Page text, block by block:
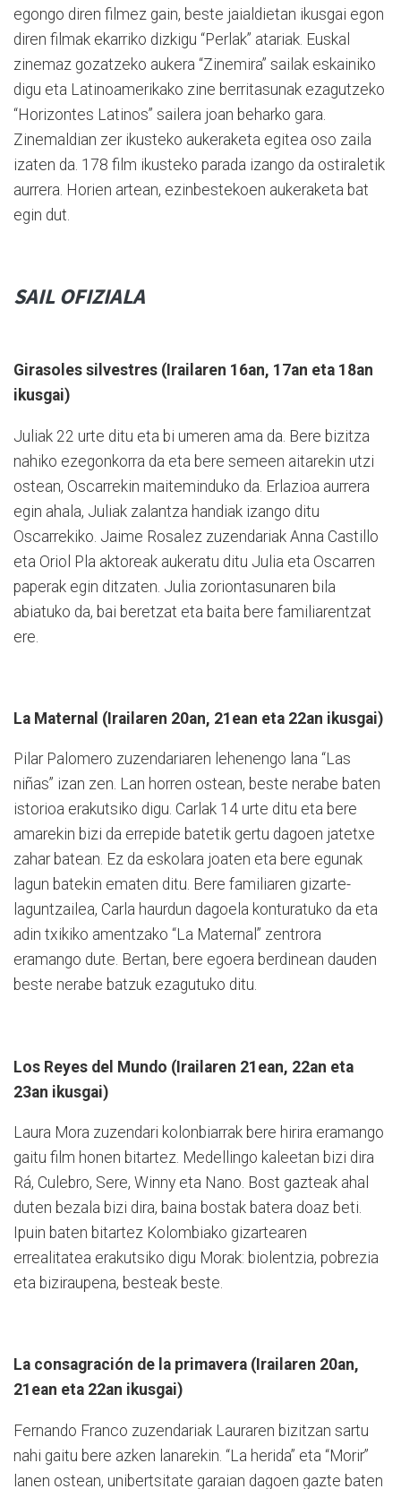
egongo diren filmez gain, beste jaialdietan ikusgai egon
diren filmak ekarriko dizkigu “Perlak” atariak. Euskal
zinemaz gozatzeko aukera “Zinemira” sailak eskainiko
digu eta Latinoamerikako zine berritasunak ezagutzeko
“Horizontes Latinos” sailera joan beharko gara.
Zinemaldian zer ikusteko aukeraketa egitea oso zaila
izaten da. 178 film ikusteko parada izango da ostiraletik
aurrera. Horien artean, ezinbestekoen aukeraketa bat
egin dut.
SAIL OFIZIALA
Girasoles silvestres (Irailaren 16an, 17an eta 18an
ikusgai)
Juliak 22 urte ditu eta bi umeren ama da. Bere bizitza
nahiko ezegonkorra da eta bere semeen aitarekin utzi
ostean, Oscarrekin maiteminduko da. Erlazioa aurrera
egin ahala, Juliak zalantza handiak izango ditu
Oscarrekiko. Jaime Rosalez zuzendariak Anna Castillo
eta Oriol Pla aktoreak aukeratu ditu Julia eta Oscarren
paperak egin ditzaten. Julia zoriontasunaren bila
abiatuko da, bai beretzat eta baita bere familiarentzat
ere.
La Maternal (Irailaren 20an, 21ean eta 22an ikusgai)
Pilar Palomero zuzendariaren lehenengo lana “Las
niñas” izan zen. Lan horren ostean, beste nerabe baten
istorioa erakutsiko digu. Carlak 14 urte ditu eta bere
amarekin bizi da errepide batetik gertu dagoen jatetxe
zahar batean. Ez da eskolara joaten eta bere egunak
lagun batekin ematen ditu. Bere familiaren gizarte-
laguntzailea, Carla haurdun dagoela konturatuko da eta
adin txikiko amentzako “La Maternal” zentrora
eramango dute. Bertan, bere egoera berdinean dauden
beste nerabe batzuk ezagutuko ditu.
Los Reyes del Mundo (Irailaren 21ean, 22an eta
23an ikusgai)
Laura Mora zuzendari kolonbiarrak bere hirira eramango
gaitu film honen bitartez. Medellingo kaleetan bizi dira
Rá, Culebro, Sere, Winny eta Nano. Bost gazteak ahal
duten bezala bizi dira, baina bostak batera doaz beti.
Ipuin baten bitartez Kolombiako gizartearen
errealitatea erakutsiko digu Morak: biolentzia, pobrezia
eta biziraupena, besteak beste.
La consagración de la primavera (Irailaren 20an,
21ean eta 22an ikusgai)
Fernando Franco zuzendariak Lauraren bizitzan sartu
nahi gaitu bere azken lanarekin. “La herida” eta “Morir”
lanen ostean, unibertsitate garaian dagoen gazte baten